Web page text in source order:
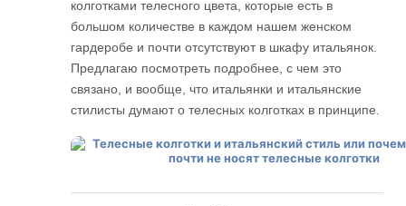
колготками телесного цвета, которые есть в
большом количестве в каждом нашем женском
гардеробе и почти отсутствуют в шкафу итальянок.
Предлагаю посмотреть подробнее, с чем это
связано, и вообще, что итальянки и итальянские
стилисты думают о телесных колготках в принципе.